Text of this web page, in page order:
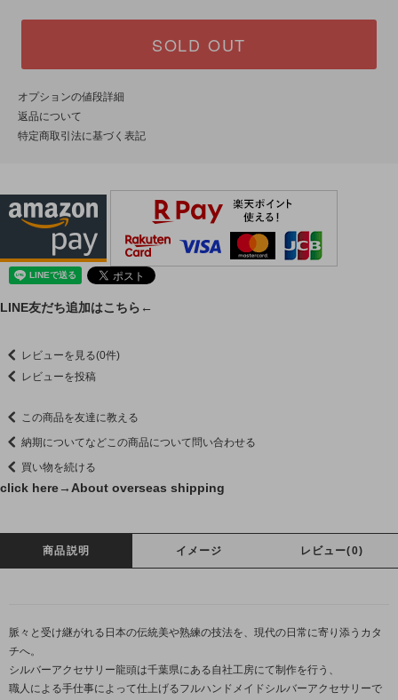
SOLD OUT
オプションの値段詳細
返品について
特定商取引法に基づく表記
LINE友だち追加はこちら←
レビューを見る(0件)
レビューを投稿
この商品を友達に教える
納期についてなどこの商品について問い合わせる
買い物を続ける
click here→ About overseas shipping
商品説明 イメージ レビュー(0)
脈々と受け継がれる日本の伝統美や熟練の技法を、現代の日常に寄り添うカタ
チへ。
シルバーアクセサリー龍頭は千葉県にある自社工房にて制作を行う、
職人による手仕事によって仕上げるフルハンドメイドシルバーアクセサリーで